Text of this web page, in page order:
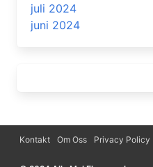
juli 2024
juni 2024
Kontakt Om Oss Privacy Policy